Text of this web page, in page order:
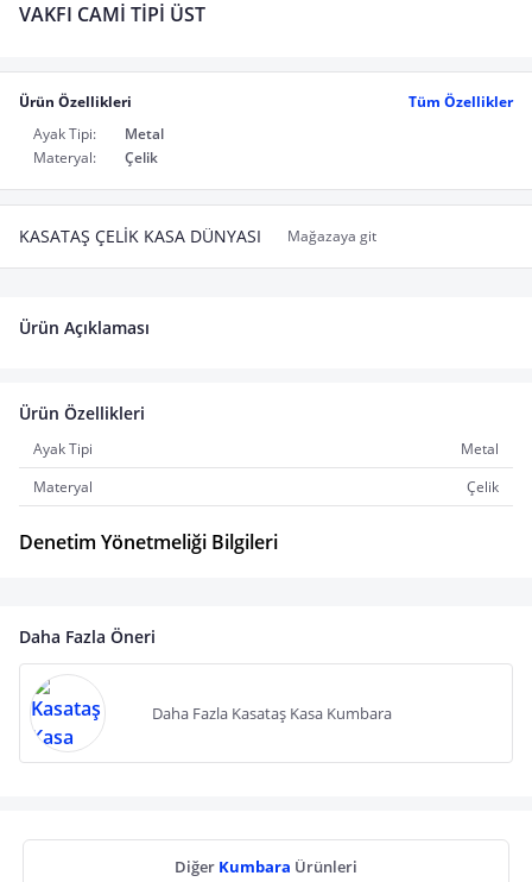
VAKFI CAMİ TİPİ ÜST
Ürün Özellikleri
Tüm Özellikler
Ayak Tipi:
Metal
Materyal:
Çelik
KASATAŞ ÇELİK KASA DÜNYASI Mağazaya git
Ürün Açıklaması
Ürün Özellikleri
Ayak Tipi
Metal
Materyal
Çelik
Denetim Yönetmeliği Bilgileri
Daha Fazla Öneri
Daha Fazla Kasataş Kasa Kumbara
Diğer Kumbara Ürünleri